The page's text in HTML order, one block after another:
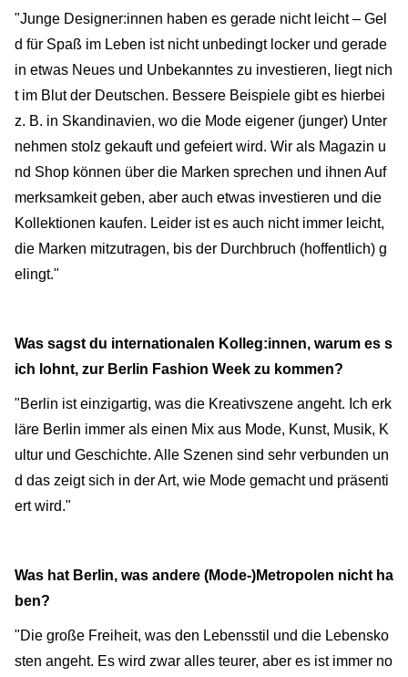
"Junge Designer:innen haben es gerade nicht leicht – Gel
d für Spaß im Leben ist nicht unbedingt locker und gerade
in etwas Neues und Unbekanntes zu investieren, liegt nich
t im Blut der Deutschen. Bessere Beispiele gibt es hierbei
z. B. in Skandinavien, wo die Mode eigener (junger) Unter
nehmen stolz gekauft und gefeiert wird. Wir als Magazin u
nd Shop können über die Marken sprechen und ihnen Auf
merksamkeit geben, aber auch etwas investieren und die
Kollektionen kaufen. Leider ist es auch nicht immer leicht,
die Marken mitzutragen, bis der Durchbruch (hoffentlich) g
elingt."
Was sagst du internationalen Kolleg:innen, warum es s
ich lohnt, zur Berlin Fashion Week zu kommen?
"Berlin ist einzigartig, was die Kreativszene angeht. Ich erk
läre Berlin immer als einen Mix aus Mode, Kunst, Musik, K
ultur und Geschichte. Alle Szenen sind sehr verbunden un
d das zeigt sich in der Art, wie Mode gemacht und präsenti
ert wird."
Was hat Berlin, was andere (Mode-)Metropolen nicht ha
ben?
"Die große Freiheit, was den Lebensstil und die Lebensko
sten angeht. Es wird zwar alles teurer, aber es ist immer no